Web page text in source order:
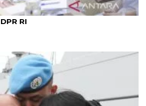
alasan sempat absen rapat
RI